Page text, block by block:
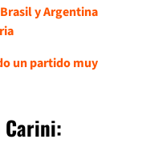
y Argentina
un partido muy
Carini: